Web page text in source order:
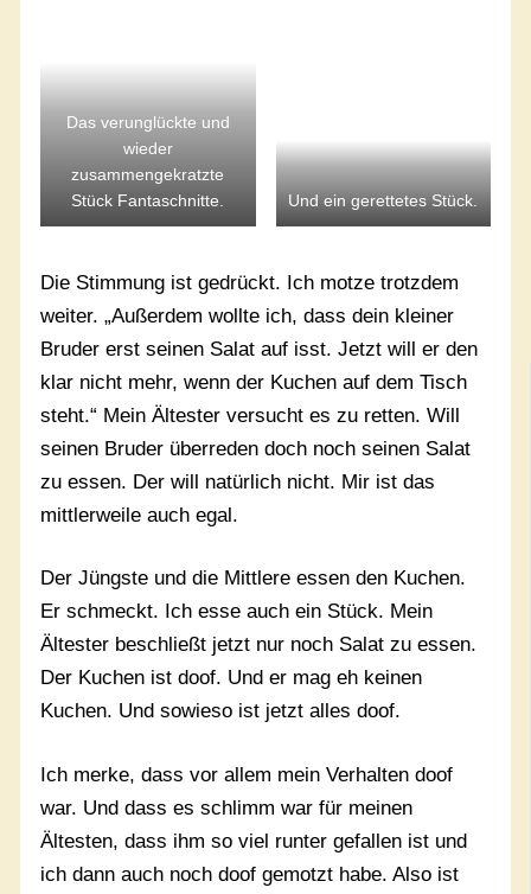
Das verunglückte und
wieder
zusammengekratzte
Stück Fantaschnitte.
Und ein gerettetes Stück.
Die Stimmung ist gedrückt. Ich motze trotzdem
weiter. „Außerdem wollte ich, dass dein kleiner
Bruder erst seinen Salat auf isst. Jetzt will er den
klar nicht mehr, wenn der Kuchen auf dem Tisch
steht.“ Mein Ältester versucht es zu retten. Will
seinen Bruder überreden doch noch seinen Salat
zu essen. Der will natürlich nicht. Mir ist das
mittlerweile auch egal.
Der Jüngste und die Mittlere essen den Kuchen.
Er schmeckt. Ich esse auch ein Stück. Mein
Ältester beschließt jetzt nur noch Salat zu essen.
Der Kuchen ist doof. Und er mag eh keinen
Kuchen. Und sowieso ist jetzt alles doof.
Ich merke, dass vor allem mein Verhalten doof
war. Und dass es schlimm war für meinen
Ältesten, dass ihm so viel runter gefallen ist und
ich dann auch noch doof gemotzt habe. Also ist